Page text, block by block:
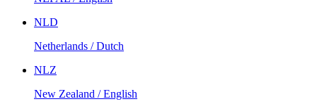
NLD
Netherlands / Dutch
NLZ
New Zealand / English